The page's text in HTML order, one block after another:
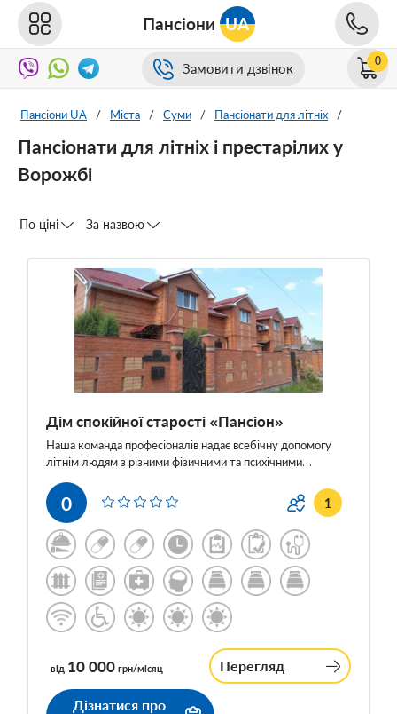
Пансіони UA
Замовити дзвінок 0
Пансіони UA / Міста / Суми / Пансіонати для літніх /
Пансіонати для літніх і престарілих у
Ворожбі
По ціні За назвою
Дім спокійної старості «Пансіон»
Наша команда професіоналів надає всебічну допомогу
літнім людям з різними фізичними та психічними…
0 1
від 10 000 грн/місяц Перегляд
Дізнатися про